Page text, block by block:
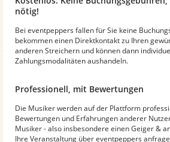
nötig!
Bei eventpeppers fallen für Sie keine
bekommen einen Direktkontakt zu Ihren
anderen Streichern und können dann
Zahlungsmodalitäten aushandeln.
Professionell, mit Bewertungen
Die Musiker werden auf der Plattform
Bewertungen und Erfahrungen anderer
Musiker - also insbesondere einen Geiger &
Ihre Veranstaltung über eventpeppers